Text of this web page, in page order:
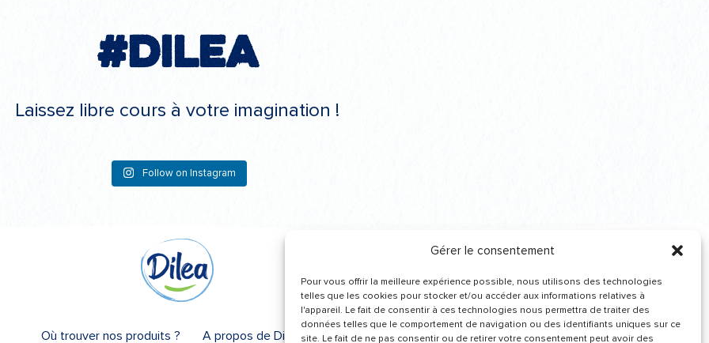
Gérer le consentement
Pour vous offrir la meilleure expérience possible, nous utilisons des technologies
telles que les cookies pour stocker et/ou accéder aux informations relatives à
l'appareil. Le fait de consentir à ces technologies nous permettra de traiter des
données telles que le comportement de navigation ou des identifiants uniques sur ce
site. Le fait de ne pas consentir ou de retirer votre consentement peut avoir des
#Dilea
Laissez libre cours à votre imagination !
Follow on Instagram
Où trouver nos produits ? A propos de Dilea
Recevez de nos
nouvelles